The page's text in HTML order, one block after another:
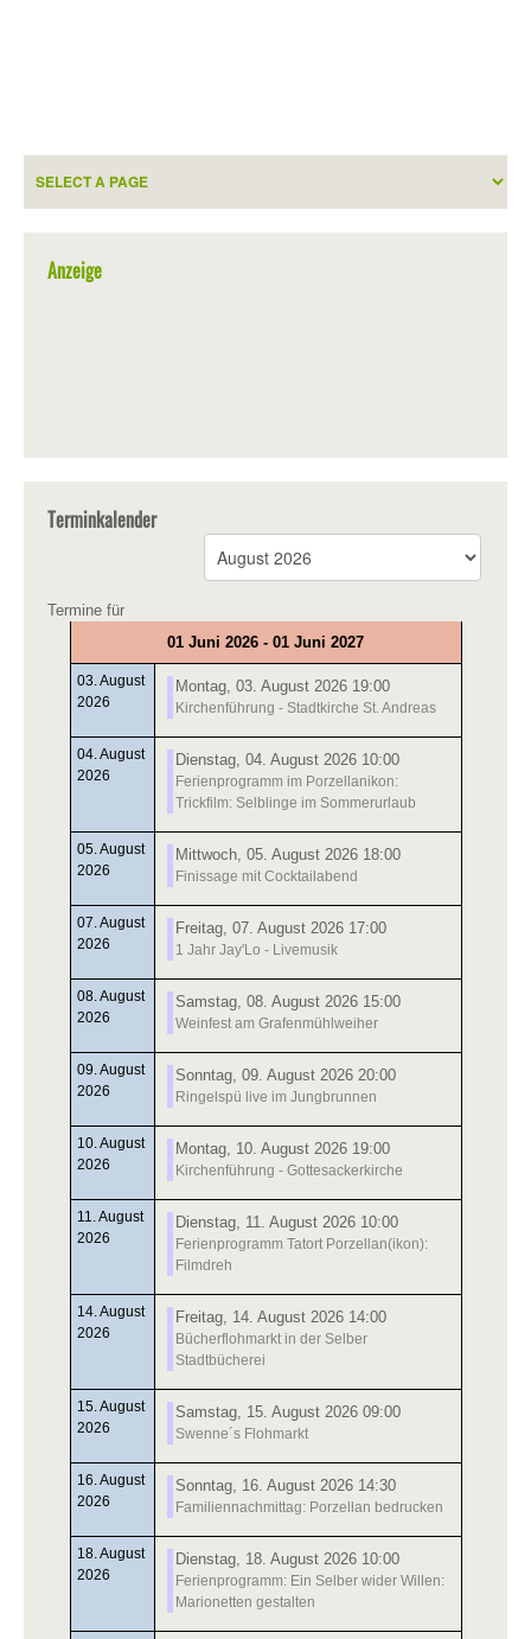
Anzeige
Terminkalender
Termine für
01 Juni 2026 - 01 Juni 2027
03. August
2026
Montag, 03. August 2026 19:00
Kirchenführung - Stadtkirche St. Andreas
04. August
2026
Dienstag, 04. August 2026 10:00
Ferienprogramm im Porzellanikon:
Trickfilm: Selblinge im Sommerurlaub
05. August
2026
Mittwoch, 05. August 2026 18:00
Finissage mit Cocktailabend
07. August
2026
Freitag, 07. August 2026 17:00
1 Jahr Jay'Lo - Livemusik
08. August
2026
Samstag, 08. August 2026 15:00
Weinfest am Grafenmühlweiher
09. August
2026
Sonntag, 09. August 2026 20:00
Ringelspü live im Jungbrunnen
10. August
2026
Montag, 10. August 2026 19:00
Kirchenführung - Gottesackerkirche
11. August
2026
Dienstag, 11. August 2026 10:00
Ferienprogramm Tatort Porzellan(ikon):
Filmdreh
14. August
2026
Freitag, 14. August 2026 14:00
Bücherflohmarkt in der Selber
Stadtbücherei
15. August
2026
Samstag, 15. August 2026 09:00
Swenne´s Flohmarkt
16. August
2026
Sonntag, 16. August 2026 14:30
Familiennachmittag: Porzellan bedrucken
18. August
2026
Dienstag, 18. August 2026 10:00
Ferienprogramm: Ein Selber wider Willen:
Marionetten gestalten